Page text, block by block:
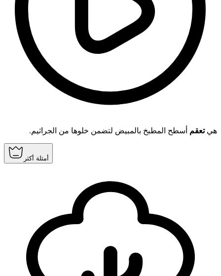
هيتعقم أسطح المطبخ بالمبيض لتضمن خلوها من الجراثيم.
أمثلة أكثر